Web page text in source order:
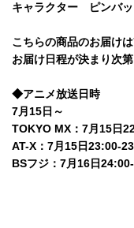
キャラクター ピンバ
こちらの商品のお届け
お届け日程が決まり次
◆アニメ放送日時
7月15日～
TOKYO MX：7月15日
AT-X：7月15日23:00-
BSフジ：7月16日